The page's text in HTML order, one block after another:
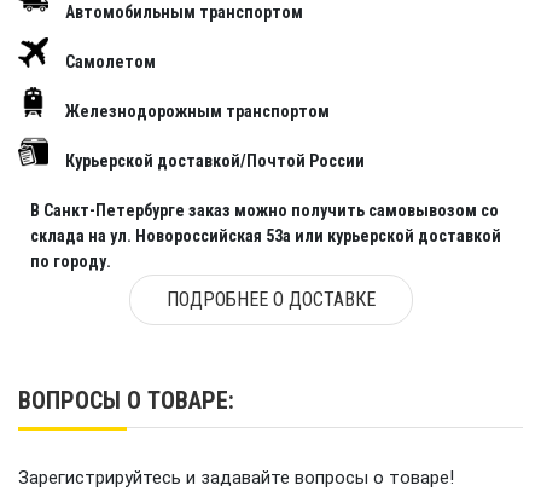
Автомобильным транспортом
Самолетом
Железнодорожным транспортом
Курьерской доставкой/Почтой России
В Санкт-Петербурге заказ можно получить самовывозом со
склада на ул. Новороссийская 53а или курьерской доставкой
по городу.
ПОДРОБНЕЕ О ДОСТАВКЕ
ВОПРОСЫ О ТОВАРЕ:
Зарегистрируйтесь и задавайте вопросы о товаре!